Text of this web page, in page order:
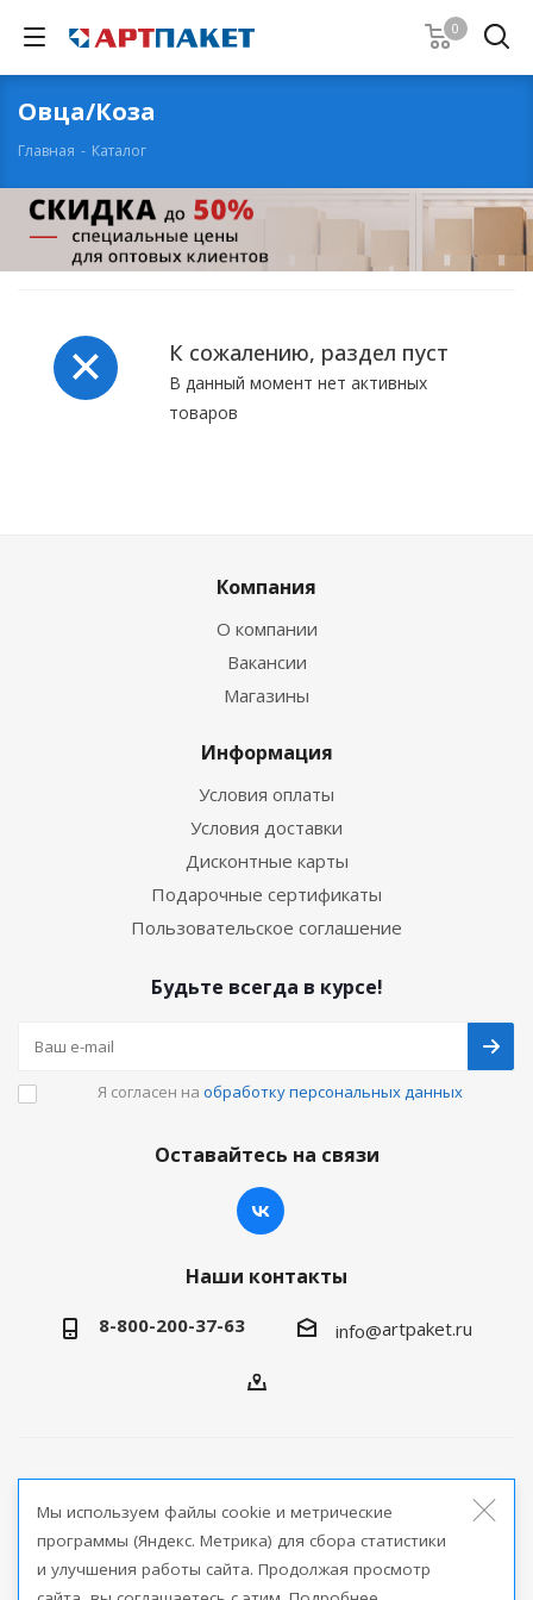
0
Овца/Коза
Главная - Каталог
К сожалению, раздел пуст
В данный момент нет активных
товаров
Компания
О компании
Вакансии
Магазины
Информация
Условия оплаты
Условия доставки
Дисконтные карты
Подарочные сертификаты
Пользовательское соглашение
Будьте всегда в курсе!
Я согласен на обработку персональных данных
Оставайтесь на связи
Наши контакты
8-800-200-37-63 info@artpaket.ru
продукции
Версия для печати
Мы используем файлы cookie и метрические
программы (Яндекс. Метрика) для сбора статистики
и улучшения работы сайта. Продолжая просмотр